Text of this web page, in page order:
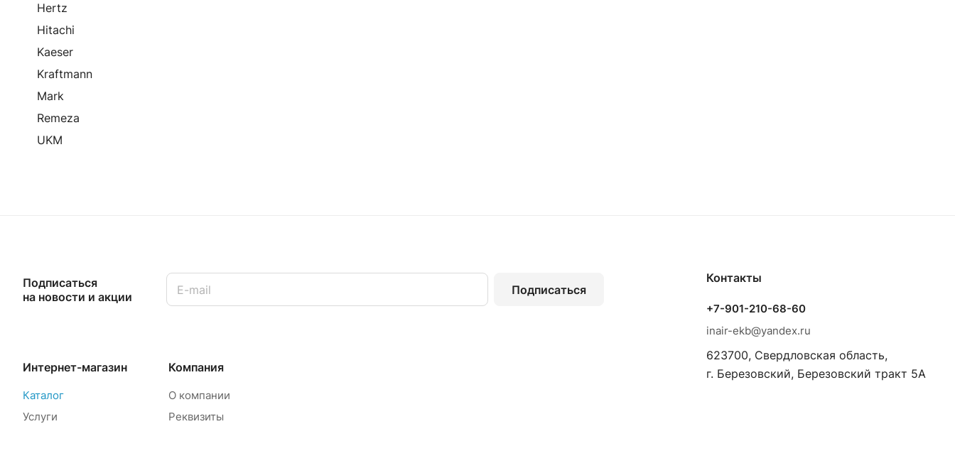
Hertz
Hitachi
Kaeser
Kraftmann
Mark
Remeza
UKM
Подписаться
на новости и акции
Подписаться
Интернет-магазин
Каталог
Услуги
Компания
О компании
Реквизиты
Контакты
+7-901-210-68-60
inair-ekb@yandex.ru
623700, Свердловская область,
г. Березовский, Березовский тракт 5А